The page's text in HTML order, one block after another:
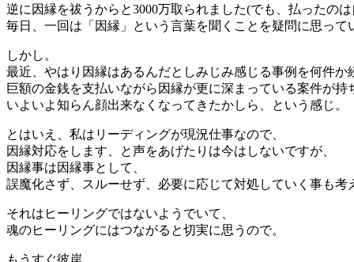
逆に因縁を祓うからと3000万取られました(でも、払ったの
毎日、一回は「因縁」という言葉を聞くことを疑問に思って
しかし。
最近、やはり因縁はあるんだとしみじみ感じる事例を何件か
巨額の金銭を支払いながら因縁が更に深まっている案件が持
いよいよ知らん顔出来なくなってきたかしら、という感じ。
とはいえ、私はリーディングが現況仕事なので、
因縁対応をします、と声をあげたりは今はしないですが、
因縁事は因縁事として、
誤魔化さず、スルーせず、必要に応じて対処していく事も考
それはヒーリングではないようでいて、
魂のヒーリングにはつながると切実に思うので。
もうすぐ彼岸。